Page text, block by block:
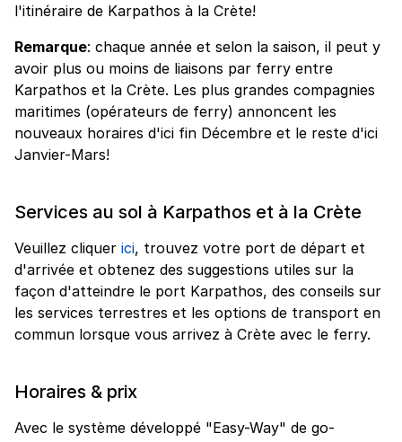
l'itinéraire de Karpathos à la Crète!
Remarque: chaque année et selon la saison, il peut y
avoir plus ou moins de liaisons par ferry entre
Karpathos et la Crète. Les plus grandes compagnies
maritimes (opérateurs de ferry) annoncent les
nouveaux horaires d'ici fin Décembre et le reste d'ici
Janvier-Mars!
Services au sol à Karpathos et à la Crète
Veuillez cliquer ici, trouvez votre port de départ et
d'arrivée et obtenez des suggestions utiles sur la
façon d'atteindre le port Karpathos, des conseils sur
les services terrestres et les options de transport en
commun lorsque vous arrivez à Crète avec le ferry.
Horaires & prix
Avec le système développé "Easy-Way" de go-